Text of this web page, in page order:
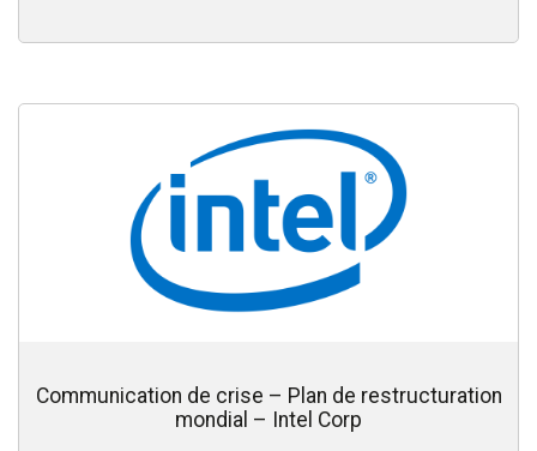
Communication de crise – Plan de restructuration
mondial – Intel Corp